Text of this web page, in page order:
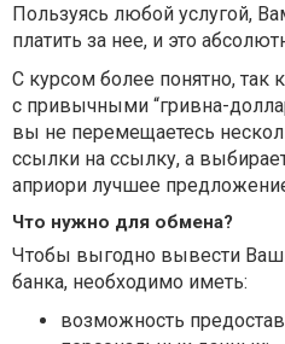
Пользуясь любой услугой,
платить за нее, и это
С курсом более понятно, так
с привычными “гривна-
вы не перемещаетесь
ссылки на ссылку, а
априори лучшее
Что нужно для обмена?
Чтобы выгодно вывести
банка, необходимо иметь:
возможность